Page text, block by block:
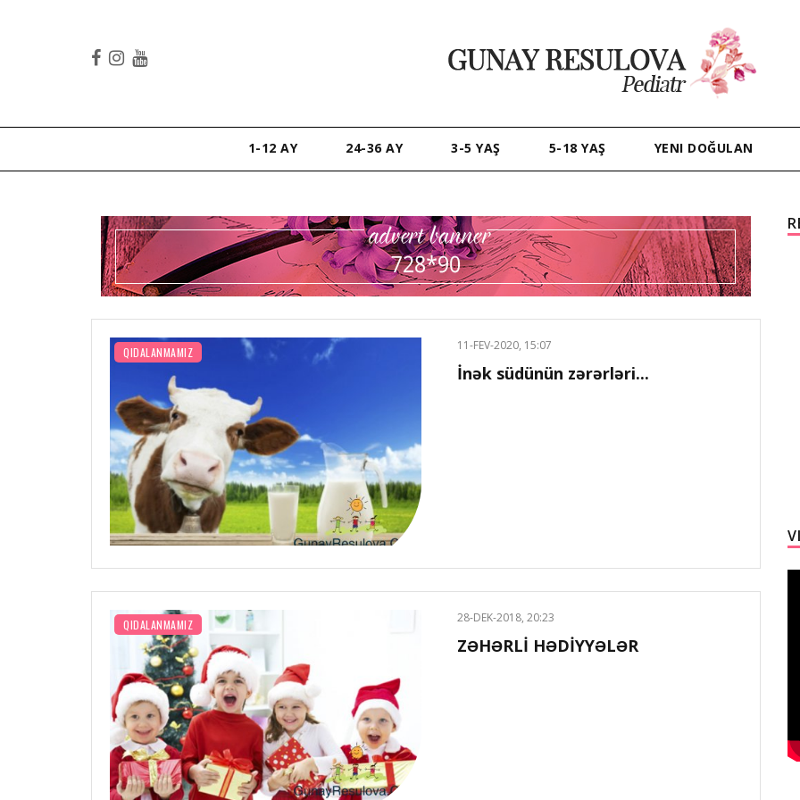
1-12 AY 24-36 AY 3-5 YAŞ 5-18 YAŞ YENI DOĞULAN
QIDALANMAMIZ 11-FEV-2020, 15:07
İnək südünün zərərləri...
QIDALANMAMIZ 28-DEK-2018, 20:23
ZƏHƏRLİ HƏDİYYƏLƏR